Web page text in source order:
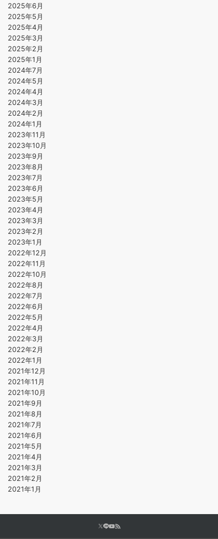
2025年6月
2025年5月
2025年4月
2025年3月
2025年2月
2025年1月
2024年7月
2024年5月
2024年4月
2024年3月
2024年2月
2024年1月
2023年11月
2023年10月
2023年9月
2023年8月
2023年7月
2023年6月
2023年5月
2023年4月
2023年3月
2023年2月
2023年1月
2022年12月
2022年11月
2022年10月
2022年8月
2022年7月
2022年6月
2022年5月
2022年4月
2022年3月
2022年2月
2022年1月
2021年12月
2021年11月
2021年10月
2021年9月
2021年8月
2021年7月
2021年6月
2021年5月
2021年4月
2021年3月
2021年2月
2021年1月